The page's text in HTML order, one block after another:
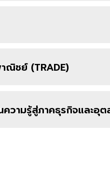
ชย์ (TRADE)
ความรู้สู่ภาคธุรกิจและอุ